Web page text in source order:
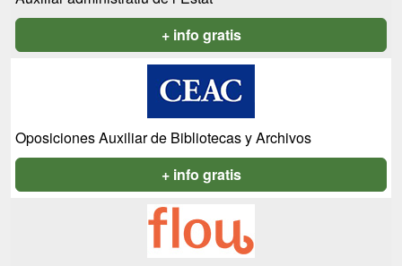
+ info gratis
Oposiciones Auxiliar de Bibliotecas y Archivos
+ info gratis